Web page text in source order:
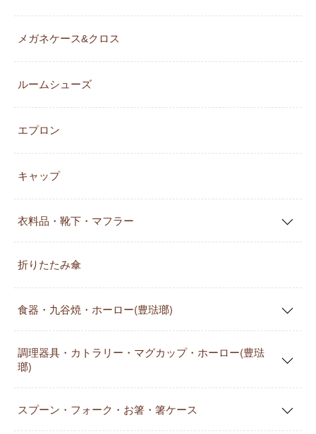
メガネケース&クロス
ルームシューズ
エプロン
キャップ
衣料品・靴下・マフラー
折りたたみ傘
食器・九谷焼・ホーロー(豊琺瑯)
調理器具・カトラリー・マグカップ・ホーロー(豊琺
瑯)
スプーン・フォーク・お箸・箸ケース